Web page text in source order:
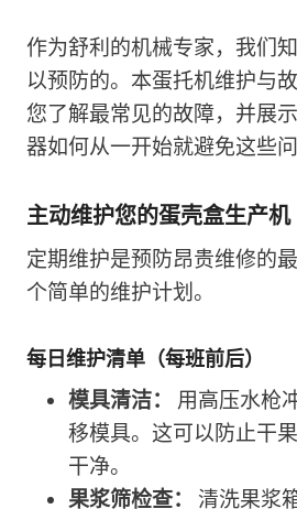
作为舒利的机械专家，我们
以预防的。本蛋托机维护与
您了解最常见的故障，并展
器如何从一开始就避免这些问
主动维护您的蛋壳盒生产机
定期维护是预防昂贵维修的
个简单的维护计划。
每日维护清单（每班前后）
模具清洁：
用高压水枪
移模具。这可以防止干
干净。
果浆筛检查：
清洗果浆